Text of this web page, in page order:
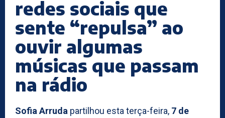
redes sociais que
sente “repulsa” ao
ouvir algumas
músicas que passam
na rádio
Sofia Arruda partilhou esta terça-feira, 7 de